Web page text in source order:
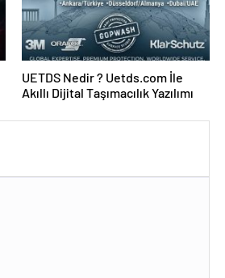
UETDS Nedir ? Uetds.com İle
Akıllı Dijital Taşımacılık Yazılımı